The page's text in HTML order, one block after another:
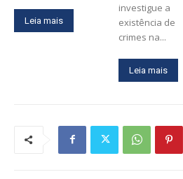
Leia mais
investigue a
existência de
crimes na...
Leia mais